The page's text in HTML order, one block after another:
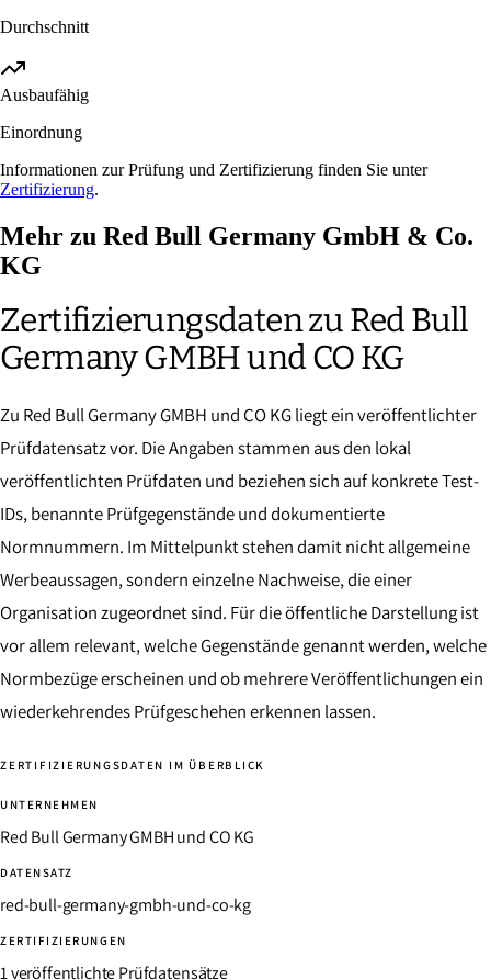
Durchschnitt
Ausbaufähig
Einordnung
Informationen zur Prüfung und Zertifizierung finden Sie unter
Zertifizierung.
Mehr zu Red Bull Germany GmbH & Co.
KG
Zertifizierungsdaten zu Red Bull
Germany GMBH und CO KG
Zu Red Bull Germany GMBH und CO KG liegt ein veröffentlichter
Prüfdatensatz vor. Die Angaben stammen aus den lokal
veröffentlichten Prüfdaten und beziehen sich auf konkrete Test-
IDs, benannte Prüfgegenstände und dokumentierte
Normnummern. Im Mittelpunkt stehen damit nicht allgemeine
Werbeaussagen, sondern einzelne Nachweise, die einer
Organisation zugeordnet sind. Für die öffentliche Darstellung ist
vor allem relevant, welche Gegenstände genannt werden, welche
Normbezüge erscheinen und ob mehrere Veröffentlichungen ein
wiederkehrendes Prüfgeschehen erkennen lassen.
ZERTIFIZIERUNGSDATEN IM ÜBERBLICK
UNTERNEHMEN
Red Bull Germany GMBH und CO KG
DATENSATZ
red-bull-germany-gmbh-und-co-kg
ZERTIFIZIERUNGEN
1 veröffentlichte Prüfdatensätze